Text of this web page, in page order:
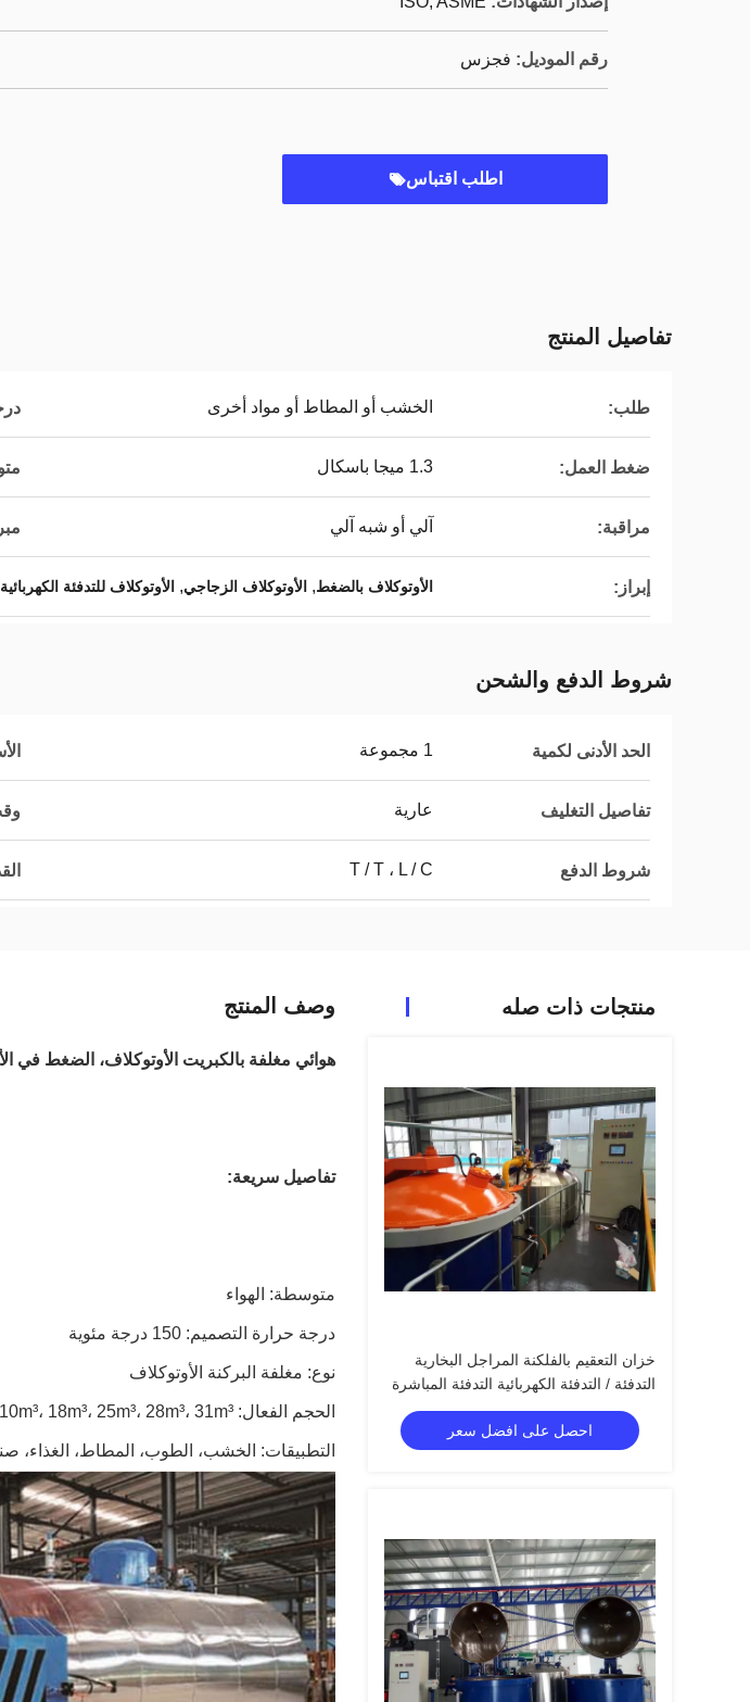
رقم الموديل: فجزس
اطلب اقتباس
تفاصيل المنتج
طلب: الخشب أو المطاط أو مواد أخرى
ضغط العمل: 1.3 ميجا باسكال
مراقبة: آلي أو شبه آلي
إبراز: الأوتوكلاف بالضغط, الأوتوكلاف الزجاجي, الأوتوكلاف للتدفئة الكهربائية
شروط الدفع والشحن
الحد الأدنى لكمية 1 مجموعة
تفاصيل التغليف عارية
شروط الدفع T / T ، L / C
منتجات ذات صله
خزان التعقيم بالفلكنة المراجل البخارية
التدفئة / التدفئة الكهربائية التدفئة المباشرة
وغير المباشرة بالبخار
احصل على افضل سعر
وصف المنتج
هوائي مغلفة بالكبريت الأوتوكلاف، الضغط في
تفاصيل سريعة:
متوسطة: الهواء
درجة حرارة التصميم: 150 درجة مئوية
نوع: مغلفة البركنة الأوتوكلاف
الحجم الفعال: 10m³، 18m³، 25m³، 28m³، 31m³
التطبيقات: الخشب، الطوب، المطاط، الغذاء،